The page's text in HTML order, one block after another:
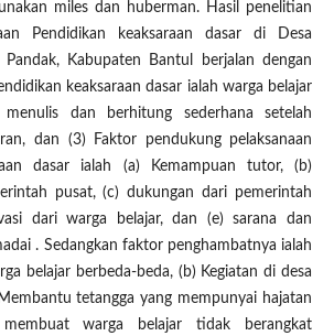
miles dan huberman. Hasil penelitian
Pendidikan keaksaraan dasar di Desa
Pandak, Kabupaten Bantul berjalan dengan
keaksaraan dasar ialah warga belajar
menulis dan berhitung sederhana setelah
dan (3) Faktor pendukung pelaksanaan
dasar ialah (a) Kemampuan tutor, (b)
pusat, (c) dukungan dari pemerintah
dari warga belajar, dan (e) sarana dan
. Sedangkan faktor penghambatnya ialah
belajar berbeda-beda, (b) Kegiatan di desa
tetangga yang mempunyai hajatan
warga belajar tidak berangkat